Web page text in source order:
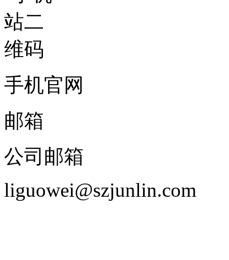
手机官网
邮箱
公司邮箱
liguowei@szjunlin.com